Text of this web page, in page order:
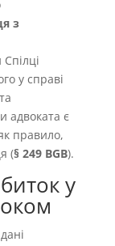
з
у справі
адвоката є
правило,
(§ 249 BGB).
у